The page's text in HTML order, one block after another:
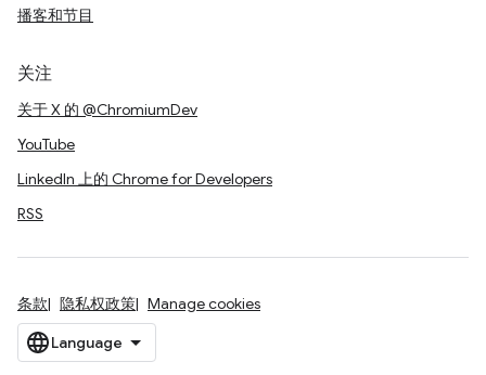
播客和节目
关注
关于 X 的 @ChromiumDev
YouTube
LinkedIn 上的 Chrome for Developers
RSS
条款 隐私权政策 Manage cookies